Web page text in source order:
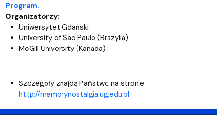
Program.
Organizatorzy:
Uniwersytet Gdański
University of Sao Paulo (Brazylia)
McGill University (Kanada)
Szczegóły znajdą Państwo na stronie
http://memorynostalgia.ug.edu.pl